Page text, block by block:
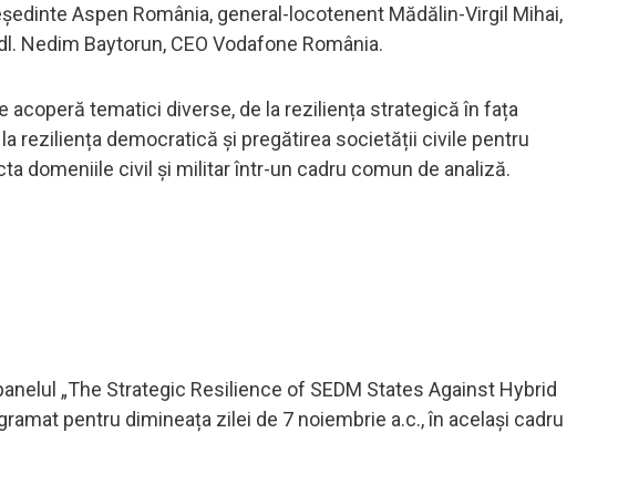
Aspen România, general-locotenent Mădălin-Virgil Mihai,
Nedim Baytorun, CEO Vodafone România.
tematici diverse, de la reziliența strategică în fața
reziliența democratică și pregătirea societății civile pentru
domeniile civil și militar într-un cadru comun de analiză.
„The Strategic Resilience of SEDM States Against Hybrid
pentru dimineața zilei de 7 noiembrie a.c., în același cadru